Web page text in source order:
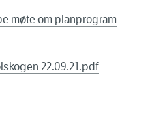
møte om planprogram
22.09.21.pdf